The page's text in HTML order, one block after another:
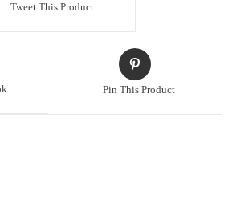
Tweet This Product
Pin This Product